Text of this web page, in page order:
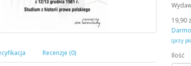
19,90
(przy
Ilość